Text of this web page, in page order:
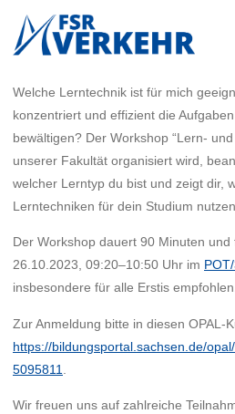
content
Welche Lerntechnik ist für mich
konzentriert und effizient die
bewältigen? Der Workshop “Lern-
unserer Fakultät organisiert wird,
welcher Lerntyp du bist und zeigt dir,
Lerntechniken für dein Studium
Der Workshop dauert 90 Minuten
26.10.2023, 09:20–10:50 Uhr im
insbesondere für alle Erstis
Zur Anmeldung bitte in diesen OPAL-
https://bildungsportal.sachsen.de/
5095811
Wir freuen uns auf zahlreiche